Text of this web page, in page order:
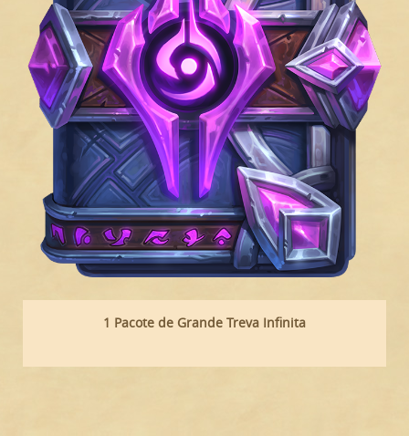
1 Pacote de Grande Treva Infinita